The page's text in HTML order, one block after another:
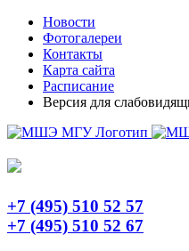
Skip
content
TelegramНовости
Фотогалереи
Контакты
Карта сайта
Расписание
Версия для
+7 (495) 510 52 57
+7 (495) 510 52 67